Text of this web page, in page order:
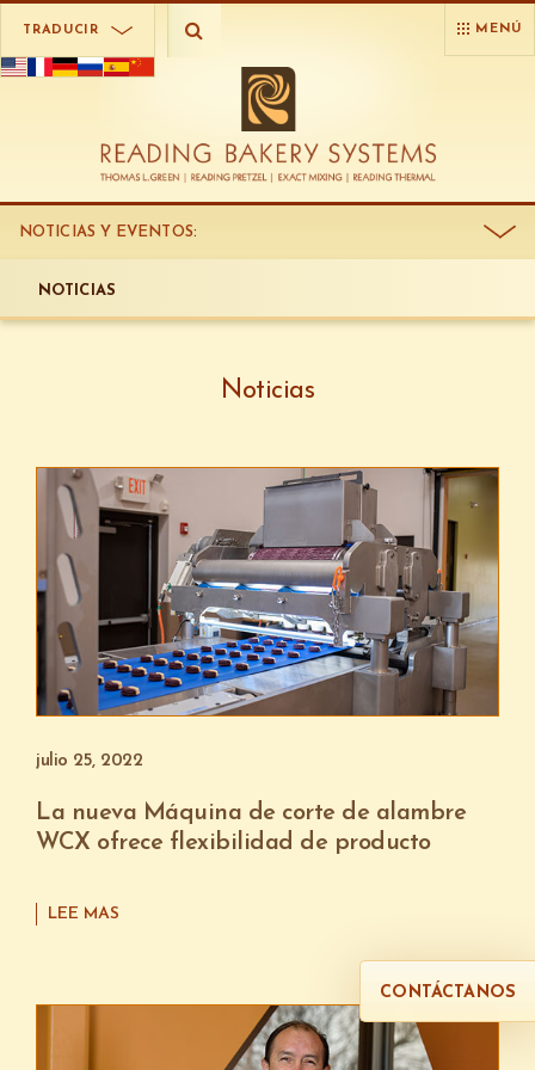
TRADUCIR MENÚ
NOTICIAS Y EVENTOS:
NOTICIAS
Noticias
julio 25, 2022
La nueva Máquina de corte de alambre
WCX ofrece flexibilidad de producto
LEE MAS
CONTÁCTANOS